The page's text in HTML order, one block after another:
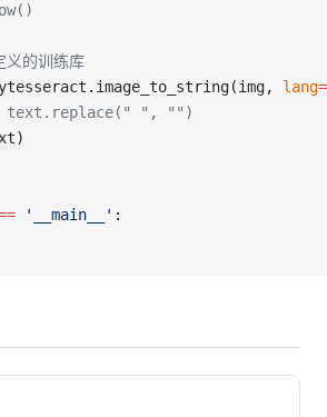
的训练库
lang=
text.replace(" ", "")
'__main__' :